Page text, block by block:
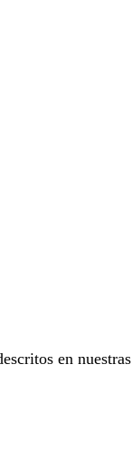
en nuestras